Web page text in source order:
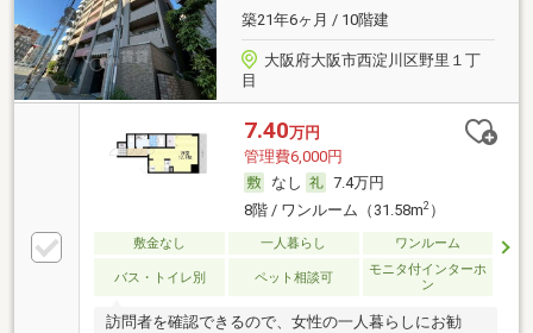
築21年6ヶ月 / 10階建
大阪府大阪市西淀川区野里１丁
目
7.40万円
管理費6,000円
なし
7.4万円
8階 / ワンルーム（31.58m2）
敷金なし 一人暮らし ワンルーム
バス・トイレ別 ペット相談可
モニタ付インターホ
ン
訪問者を確認できるので、女性の一人暮らしにお勧